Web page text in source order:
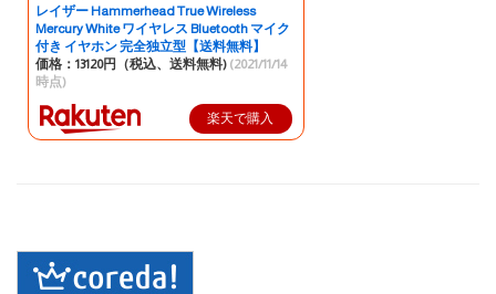
レイザー Hammerhead True Wireless
Mercury White ワイヤレス Bluetooth マイク
付き イヤホン 完全独立型【送料無料】
価格：13120円（税込、送料無料) (2021/11/14
時点)
楽天で購入